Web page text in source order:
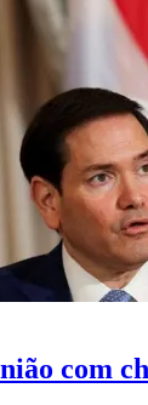
com